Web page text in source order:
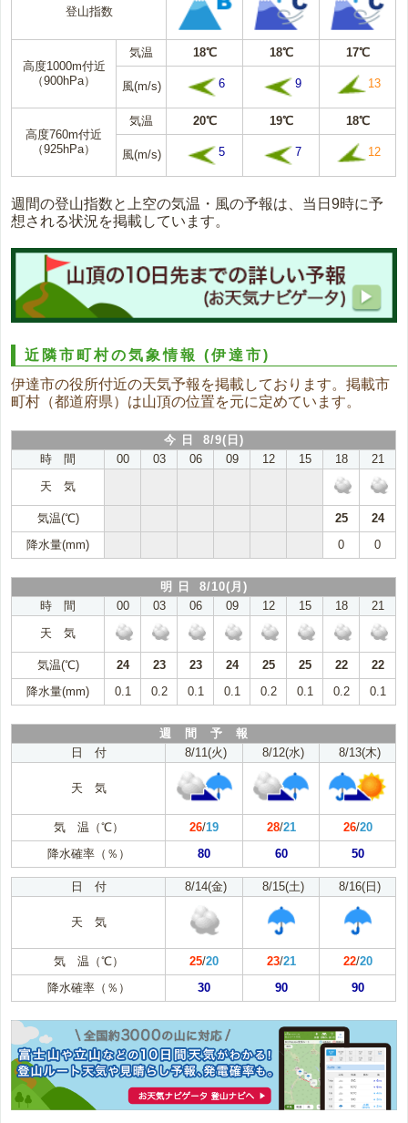
登山指数
高度1000m付近
（900hPa）
気温 18℃ 18℃ 17℃
風(m/s) 6 9 13
高度760m付近
（925hPa）
気温 20℃ 19℃ 18℃
風(m/s) 5 7 12
週間の登山指数と上空の気温・風の予報は、当日9時に予
想される状況を掲載しています。
近隣市町村の気象情報(伊達市)
伊達市の役所付近の天気予報を掲載しております。掲載市
町村（都道府県）は山頂の位置を元に定めています。
今 日 8/9(日)
時 間
00 03 06 09 12 15 18
21
天 気
気温(℃) 25
24
降水量(mm)
0 0
明 日 8/10(月)
時 間
00 03 06 09 12 15 18
21
天 気
気温(℃) 24 23 23 24 25 25 22
22
降水量(mm)
0.1 0.2 0.1 0.1 0.2 0.1 0.2 0.1
週 間 予 報
日 付
8/11(火) 8/12(水) 8/13(木)
天 気
気 温（℃） 26/19 28/21 26/20
降水確率（％）
80 60 50
日 付 8/14(金) 8/15(土) 8/16(日)
天 気
気 温（℃） 25/20 23/21 22/20
降水確率（％）
30 90 90